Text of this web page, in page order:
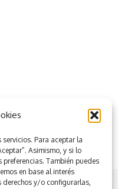
servicios. Para aceptar la
Asimismo, y si lo
preferencias. También puedes
en base al interés
derechos y/o configurarlas,